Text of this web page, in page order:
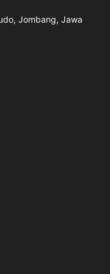
Jombang, Jawa